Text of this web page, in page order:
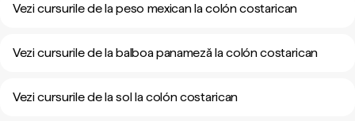
Vezi cursurile de la peso mexican la colón costarican
Vezi cursurile de la balboa panameză la colón costarican
Vezi cursurile de la sol la colón costarican